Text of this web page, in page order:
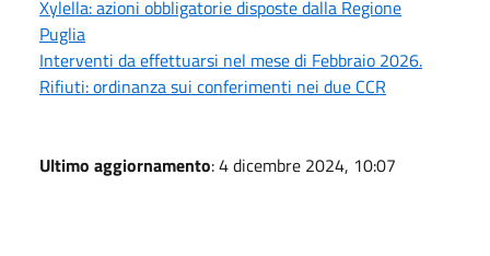
Xylella: azioni obbligatorie disposte dalla Regione
Puglia
Interventi da effettuarsi nel mese di Febbraio 2026.
Rifiuti: ordinanza sui conferimenti nei due CCR
Ultimo aggiornamento: 4 dicembre 2024, 10:07